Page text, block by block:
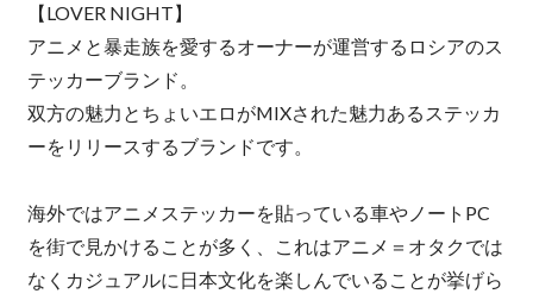
【LOVER NIGHT】
アニメと暴走族を愛するオーナーが運営するロシアのス
テッカーブランド。
双方の魅力とちょいエロがMIXされた魅力あるステッカ
ーをリリースするブランドです。
海外ではアニメステッカーを貼っている車やノートPC
を街で見かけることが多く、これはアニメ＝オタクでは
なくカジュアルに日本文化を楽しんでいることが挙げら